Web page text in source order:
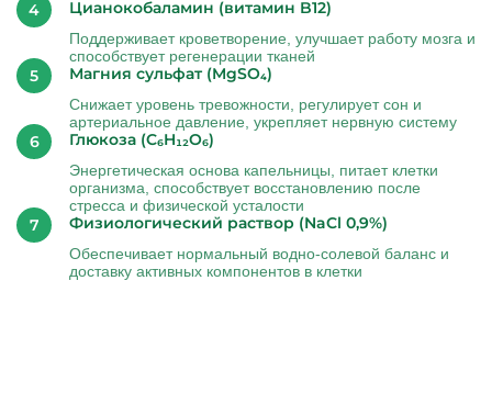
Цианокобаламин (витамин B12)
Поддерживает кроветворение, улучшает работу мозга и
способствует регенерации тканей
Магния сульфат (MgSO₄)
Снижает уровень тревожности, регулирует сон и
артериальное давление, укрепляет нервную систему
Глюкоза (C₆H₁₂O₆)
Энергетическая основа капельницы, питает клетки
организма, способствует восстановлению после
стресса и физической усталости
Физиологический раствор (NaCl 0,9%)
Обеспечивает нормальный водно-солевой баланс и
доставку активных компонентов в клетки